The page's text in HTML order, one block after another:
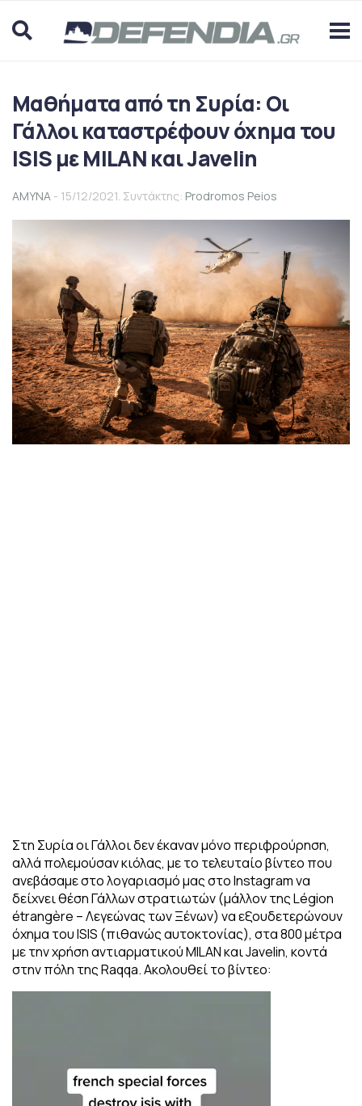
Μαθήματα από τη Συρία: Οι
Γάλλοι καταστρέφουν όχημα του
ISIS με MILAN και Javelin
ΑΜΥΝΑ - 15/12/2021. Συντάκτης: Prodromos Peios
Στη Συρία οι Γάλλοι δεν έκαναν μόνο περιφρούρηση,
αλλά πολεμούσαν κιόλας, με το τελευταίο βίντεο που
ανεβάσαμε στο λογαριασμό μας στο Instagram να
δείχνει θέση Γάλλων στρατιωτών (μάλλον της Légion
étrangère – Λεγεώνας των Ξένων) να εξουδετερώνουν
όχημα του ISIS (πιθανώς αυτοκτονίας), στα 800 μέτρα
με την χρήση αντιαρματικού MILAN και Javelin, κοντά
στην πόλη της Raqqa. Ακολουθεί το βίντεο: